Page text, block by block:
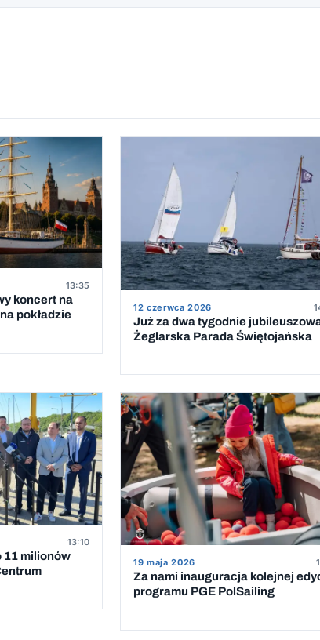
13:35
koncert na
pokładzie
12 czerwca 2026
Już za dwa tygodnie
Żeglarska Parada Świętojańska
13:10
11 milionów
19 maja 2026
Za nami inauguracja kolejnej
programu PGE PolSailing